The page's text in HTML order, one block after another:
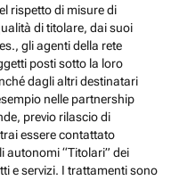
rispetto di misure di
di titolare, dai suoi
gli agenti della rete
posti sotto la loro
dagli altri destinatari
nelle partnership
previo rilascio di
essere contattato
autonomi “Titolari” dei
e servizi. I trattamenti sono